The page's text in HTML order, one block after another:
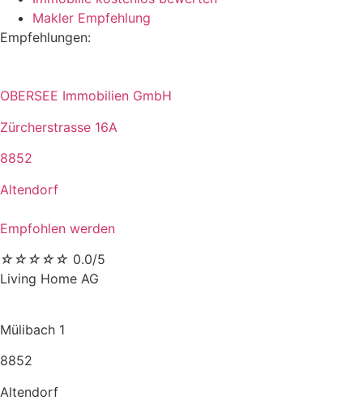
Makler Empfehlung
Empfehlungen:
OBERSEE Immobilien GmbH
Zürcherstrasse 16A
8852
Altendorf
Empfohlen werden
☆☆☆☆☆ 0.0/5
Living Home AG
Mülibach 1
8852
Altendorf